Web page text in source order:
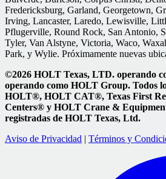
Fredericksburg, Garland, Georgetown,
Irving, Lancaster, Laredo, Lewisville,
Pflugerville, Round Rock, San Antonio,
Tyler, Van Alstyne, Victoria, Waco,
Park, y Wylie. Próximamente nuevas
©2026 HOLT Texas, LTD. operando
operando como HOLT Group. Todos
HOLT®, HOLT CAT®, Texas First
Centers® y HOLT Crane &
registradas de HOLT Texas, Ltd.
Aviso de Privacidad | Términos y